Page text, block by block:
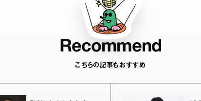
Recommend
こちらの記事もおすすめ